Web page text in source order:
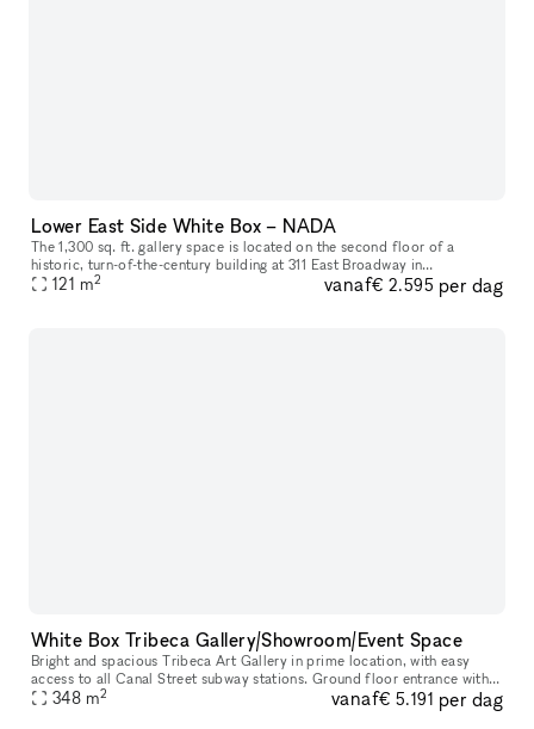
Lower East Side White Box – NADA
The 1,300 sq. ft. gallery space is located on the second floor of a
historic, turn-of-the-century building at 311 East Broadway in
Manhattan’s Lower East Side. The space is well suited for art exhibi
121 m2 vanaf€ 2.595 per dag
White Box Tribeca Gallery/Showroom/Event Space
Bright and spacious Tribeca Art Gallery in prime location, with easy
access to all Canal Street subway stations. Ground floor entrance with
stairs 3,750 sq ft 20 ft wide 12 ft ceilings Gallery wal
348 m2 vanaf€ 5.191 per dag